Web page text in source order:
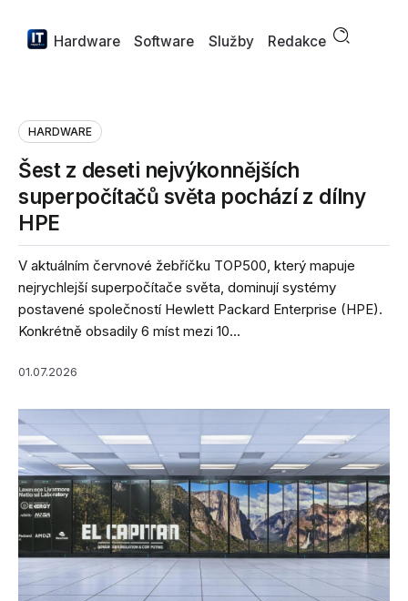
Hardware Software Služby Redakce
HARDWARE
Šest z deseti nejvýkonnějších
superpočítačů světa pochází z dílny
HPE
V aktuálním červnové žebříčku TOP500, který mapuje
nejrychlejší superpočítače světa, dominují systémy
postavené společností Hewlett Packard Enterprise (HPE).
Konkrétně obsadily 6 míst mezi 10...
01.07.2026